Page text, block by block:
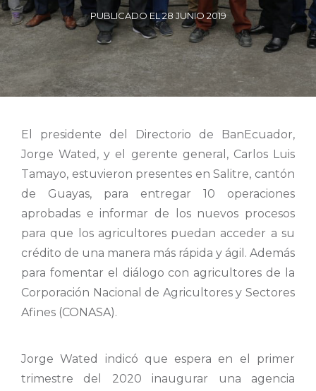
PUBLICADO EL 28 JUNIO 2019
El presidente del Directorio de BanEcuador,
Jorge Wated, y el gerente general, Carlos Luis
Tamayo, estuvieron presentes en Salitre, cantón
de Guayas, para entregar 10 operaciones
aprobadas e informar de los nuevos procesos
para que los agricultores puedan acceder a su
crédito de una manera más rápida y ágil. Además
para fomentar el diálogo con agricultores de la
Corporación Nacional de Agricultores y Sectores
Afines (CONASA).
Jorge Wated indicó que espera en el primer
trimestre del 2020 inaugurar una agencia